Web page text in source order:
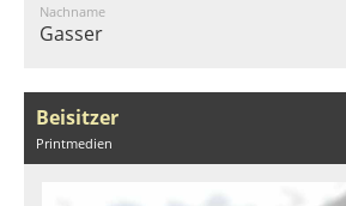
Nachname
Gasser
Beisitzer
Printmedien